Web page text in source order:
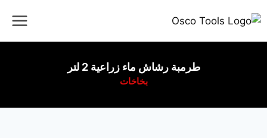
طرمبة رشاش ماء زراعية 2 لتر
بخاخات